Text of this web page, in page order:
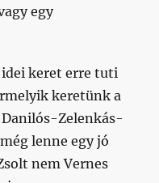
egy
keret erre tuti
keretünk a
Danilós-Zelenkás-
lenne egy jó
nem Vernes